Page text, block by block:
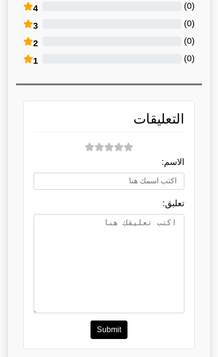
4 (
0
)
3 (
0
)
2 (
0
)
1 (
0
)
التعليقات
الاسم:
تعلبق:
Submit